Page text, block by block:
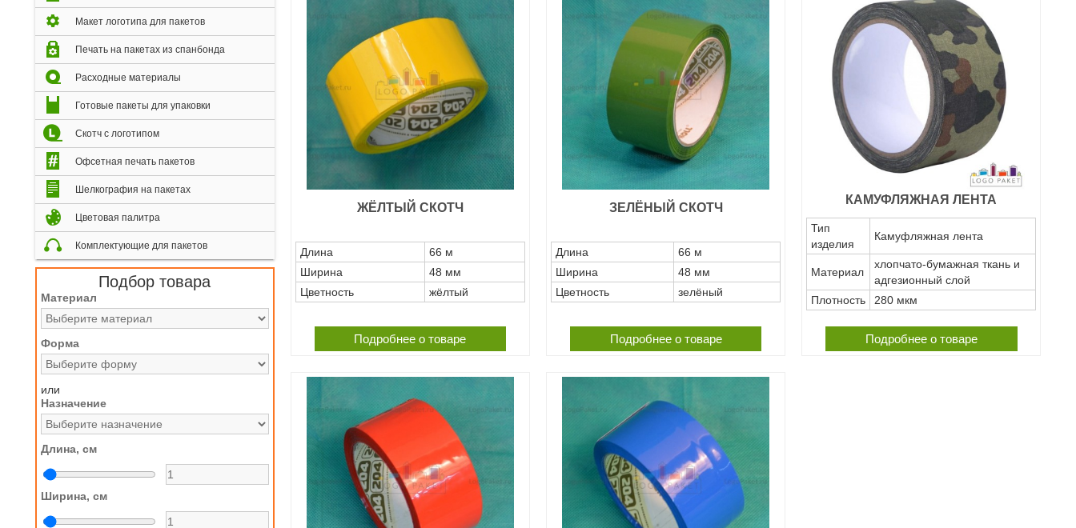
Макет логотипа для пакетов
Печать на пакетах из спанбонда
Расходные материалы
Готовые пакеты для упаковки
Скотч с логотипом
Офсетная печать пакетов
Шелкография на пакетах
Цветовая палитра
Комплектующие для пакетов
Подбор товара
Материал
Форма
или
Назначение
Длина, см
Ширина, см
ЖЁЛТЫЙ СКОТЧ
Длина
66 м
Ширина
48 мм
Цветность
жёлтый
Подробнее о товаре
ЗЕЛЁНЫЙ СКОТЧ
Длина
66 м
Ширина
48 мм
Цветность
зелёный
Подробнее о товаре
КАМУФЛЯЖНАЯ ЛЕНТА
Тип
изделия
Камуфляжная лента
Материал
хлопчато-бумажная ткань и
адгезионный слой
Плотность
280 мкм
Подробнее о товаре